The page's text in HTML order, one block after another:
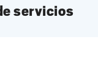
servicios